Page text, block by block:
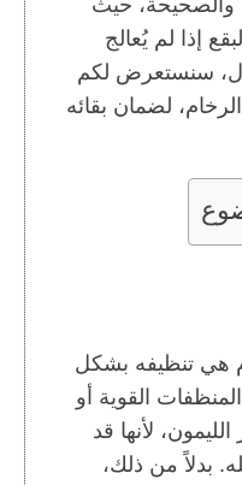
والصحيحة، حيث
إذا لم يُعالج
سنستعرض لكم
لضمان بقائه
هي تنظيفه بشكل
القوية أو
لأنها قد
بدلاً من ذلك،